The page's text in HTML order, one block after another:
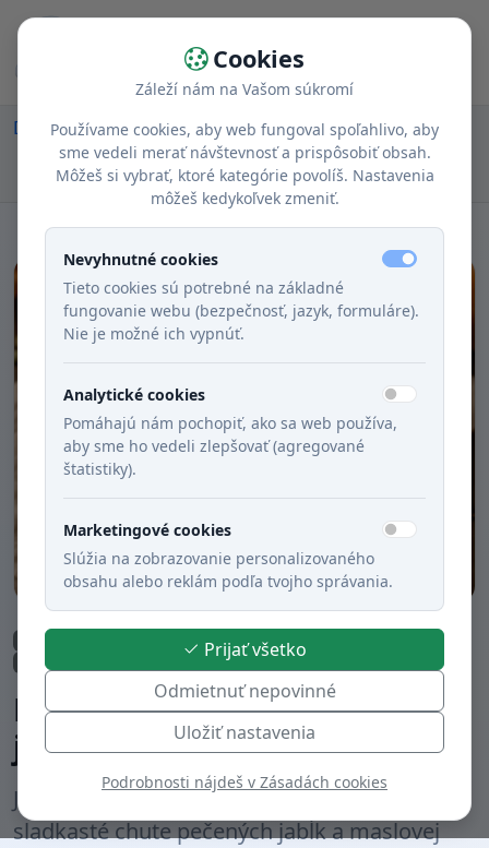
Domov Recepty Chody
Obed
Krémová polievka z pečených jabĺk a maslovej
tekvice
Obed Rýchla príprava (do 30 min.)
Zeleninové jedlá
Bezmäsité jedlá
Slovenská kuchyňa
Krémová polievka z pečených
jabĺk a maslovej tekvice
Jedinečná krémová polievka, ktorá spája
sladkasté chute pečených jabĺk a maslovej
Cookies
Záleží nám na Vašom súkromí
Používame cookies, aby web fungoval spoľahlivo, aby
sme vedeli merať návštevnosť a prispôsobiť obsah.
Môžeš si vybrať, ktoré kategórie povolíš. Nastavenia
môžeš kedykoľvek zmeniť.
Nevyhnutné cookies
Tieto cookies sú potrebné na základné
fungovanie webu (bezpečnosť, jazyk, formuláre).
Nie je možné ich vypnúť.
Analytické cookies
Pomáhajú nám pochopiť, ako sa web používa,
aby sme ho vedeli zlepšovať (agregované
štatistiky).
Marketingové cookies
Slúžia na zobrazovanie personalizovaného
obsahu alebo reklám podľa tvojho správania.
Prijať všetko
Odmietnuť nepovinné
Uložiť nastavenia
Podrobnosti nájdeš v Zásadách cookies